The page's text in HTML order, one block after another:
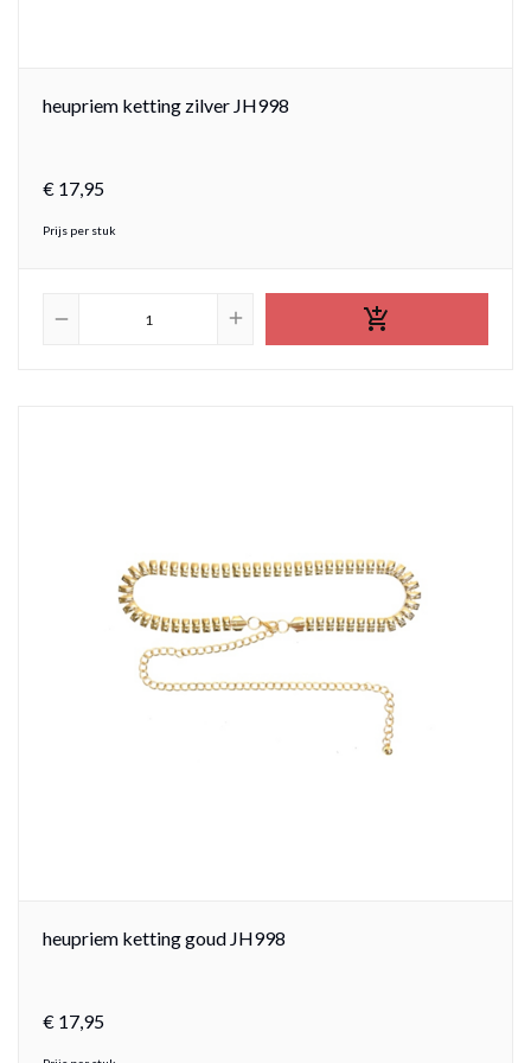
heupriem ketting zilver JH998
€ 17,95
Prijs per stuk
remove add 
heupriem ketting goud JH998
€ 17,95